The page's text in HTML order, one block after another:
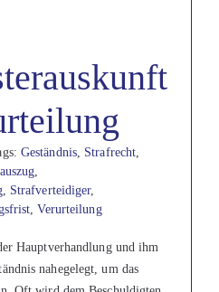
Geständnis, Strafrecht,
,
, Strafverteidiger,
,Verurteilung
Hauptverhandlung und ihm
nahegelegt, um das